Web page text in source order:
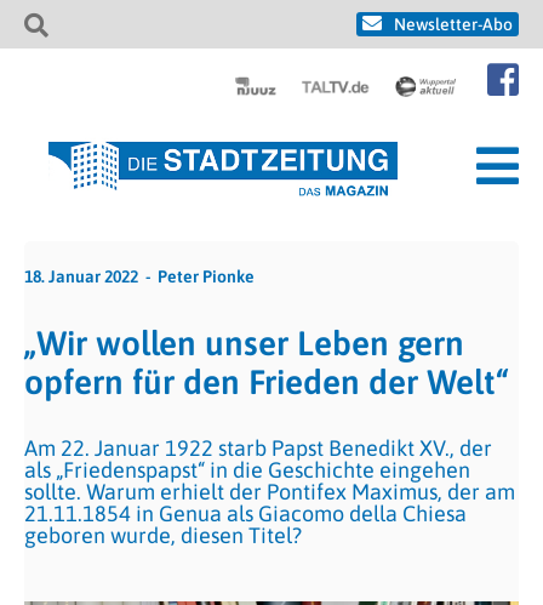
Newsletter-Abo
18. Januar 2022 Peter Pionke
„Wir wollen unser Leben gern
opfern für den Frieden der Welt“
Am 22. Januar 1922 starb Papst Benedikt XV., der
als „Friedenspapst“ in die Geschichte eingehen
sollte. Warum erhielt der Pontifex Maximus, der am
21.11.1854 in Genua als Giacomo della Chiesa
geboren wurde, diesen Titel?